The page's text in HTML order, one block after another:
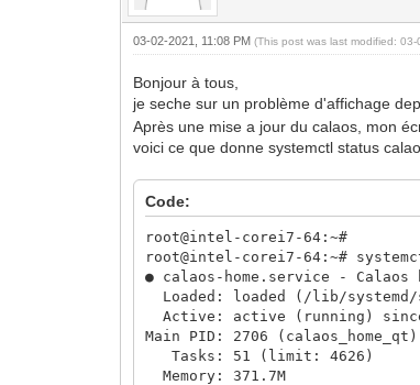
03-02-2021, 11:08 PM(This post was last modified:
Bonjour à tous,
je seche sur un problème d'affichage
Après une mise a jour du calaos, mon
voici ce que donne systemctl status
Code:
root@intel-corei7-64:~#
root@intel-corei7-64:~#
● calaos-home.service - Calaos
Loaded: loaded (/lib/systemd/
Active: active (running) since
Main PID: 2706 (calaos_home_qt)
Tasks: 51 (limit: 4626)
Memory: 371.7M